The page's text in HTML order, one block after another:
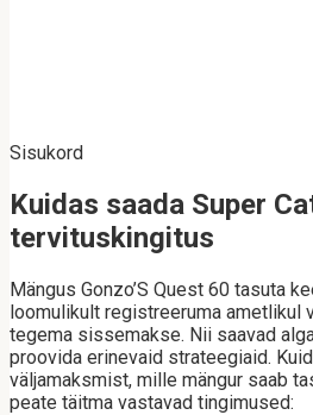
Sisukord
Kuidas saada Super
tervituskingitus
Mängus Gonzo’S Quest 60 tasuta
loomulikult registreeruma ametlikul
tegema sissemakse. Nii saavad
proovida erinevaid strateegiaid.
väljamaksmist, mille mängur saab
peate täitma vastavad tingimused: